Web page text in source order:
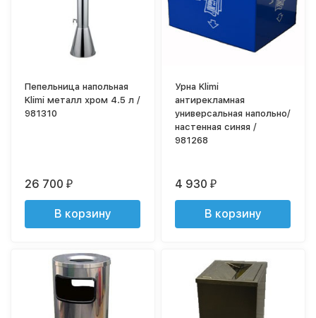
Пепельница напольная
Klimi металл хром 4.5 л /
981310
26 700₽
В корзину
Урна Klimi
антирекламная
универсальная напольно/
настенная синяя /
981268
4 930₽
В корзину